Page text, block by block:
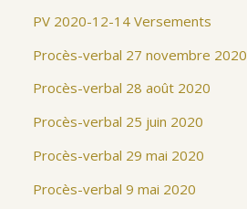
PV 2020-12-14 Versements
Procès-verbal 27 novembre 2020
Procès-verbal 28 août 2020
Procès-verbal 25 juin 2020
Procès-verbal 29 mai 2020
Procès-verbal 9 mai 2020